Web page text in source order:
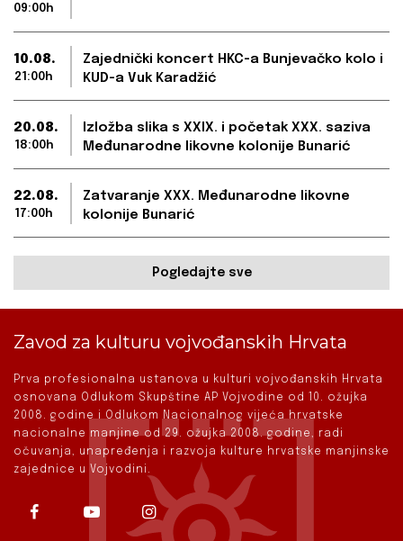
09:00h
10.08.
21:00h
Zajednički koncert HKC-a Bunjevačko kolo i
KUD-a Vuk Karadžić
20.08.
18:00h
Izložba slika s XXIX. i početak XXX. saziva
Međunarodne likovne kolonije Bunarić
22.08.
17:00h
Zatvaranje XXX. Međunarodne likovne
kolonije Bunarić
Pogledajte sve
Zavod za kulturu vojvođanskih Hrvata
Prva profesionalna ustanova u kulturi vojvođanskih Hrvata
osnovana Odlukom Skupštine AP Vojvodine od 10. ožujka
2008. godine i Odlukom Nacionalnog vijeća hrvatske
nacionalne manjine od 29. ožujka 2008. godine, radi
očuvanja, unapređenja i razvoja kulture hrvatske manjinske
zajednice u Vojvodini.